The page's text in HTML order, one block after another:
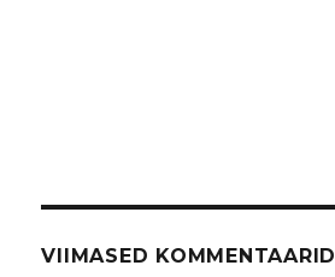
VIIMASED KOMMENTAARID